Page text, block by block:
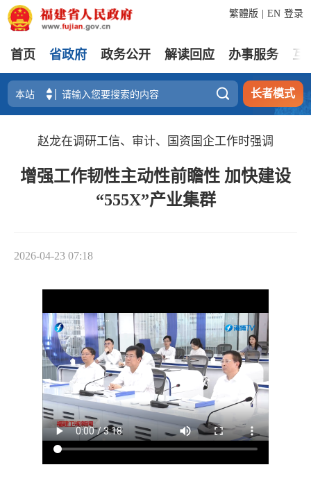
登录
繁體版 EN
首页 省政府 政务公开 解读回应 办事服务 互
 长者模式
赵龙在调研工信、审计、国资国企工作时强调
增强工作韧性主动性前瞻性 加快建设
“555X”产业集群
2026-04-23 07:18